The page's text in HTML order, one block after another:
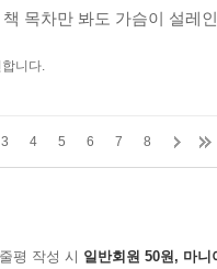
목차만 봐도 가슴이 설레
니다.
3 4 5 6 7 8
평 작성 시 일반회원 50원, 마니